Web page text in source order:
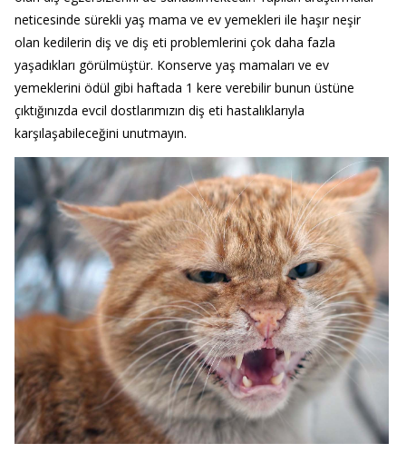
neticesinde sürekli yaş mama ve ev yemekleri ile haşır neşir
olan kedilerin diş ve diş eti problemlerini çok daha fazla
yaşadıkları görülmüştür. Konserve yaş mamaları ve ev
yemeklerini ödül gibi haftada 1 kere verebilir bunun üstüne
çıktığınızda evcil dostlarımızın diş eti hastalıklarıyla
karşılaşabileceğini unutmayın.